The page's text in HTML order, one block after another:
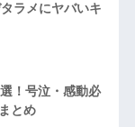
ラメにヤバいキ
！号泣・感動必
とめ